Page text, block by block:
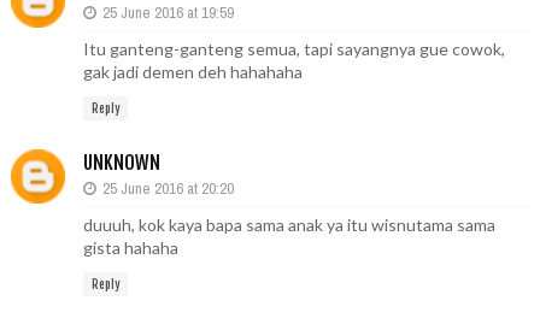
25 June 2016 at 19:59
Itu ganteng-ganteng semua, tapi sayangnya gue cowok,
gak jadi demen deh hahahaha
Reply
UNKNOWN
25 June 2016 at 20:20
duuuh, kok kaya bapa sama anak ya itu wisnutama sama
gista hahaha
Reply